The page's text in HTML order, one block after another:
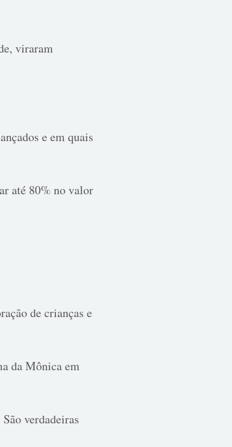
viraram
e em quais
até 80% no valor
de crianças e
da Mônica em
verdadeiras